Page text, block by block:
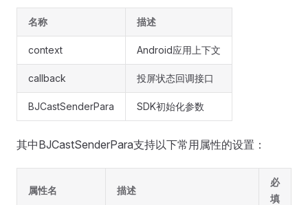
名称 描述
context Android应用上下文
callback 投屏状态回调接口
BJCastSenderPara SDK初始化参数
其中BJCastSenderPara支持以下常用属性的设置：
属性名 描述
必
填